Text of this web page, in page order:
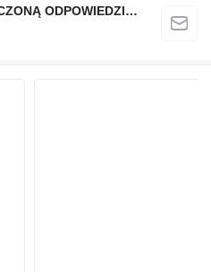
QINDITO SPÓŁKA Z OGRANICZONĄ ODPOWIEDZIALNOŚCIĄ